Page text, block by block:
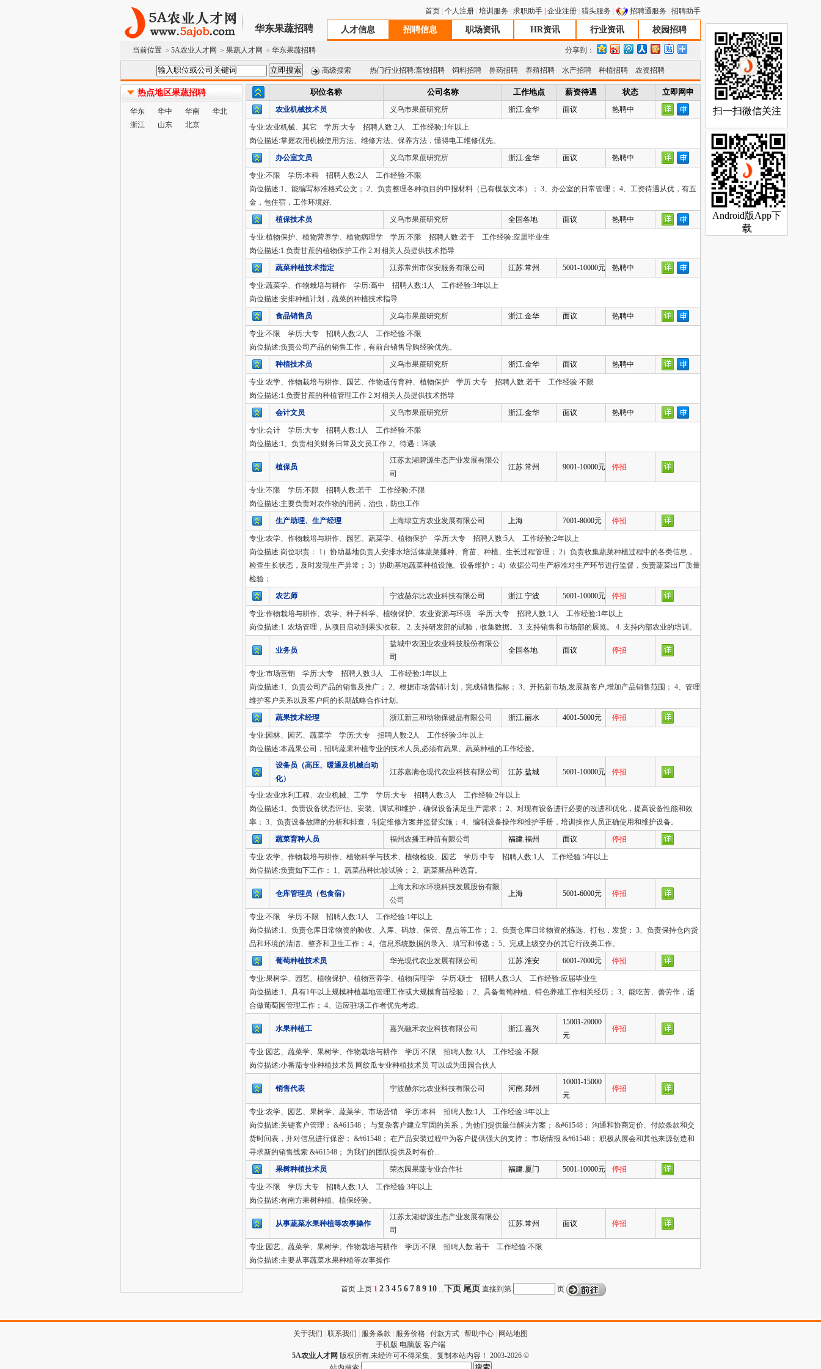
首页 个人注册 培训服务 求职助手 企业注册 猎头服务 招聘通服务 招聘助手
华东果蔬招聘 人才信息 招聘信息 职场资讯 HR资讯 行业资讯 校园招聘
当前位置 > 5A农业人才网 > 果蔬人才网 > 华东果蔬招聘 分享到：
高级搜索 热门行业招聘:畜牧招聘 饲料招聘 兽药招聘 养殖招聘 水产招聘 种植招聘 农资招聘
热点地区果蔬招聘
华东 华中 华南
华北
浙江
山东 北京
职位名称 公司名称 工作地点 薪资待遇 状态 立即网申
农业机械技术员 义乌市果蔗研究所 浙江.金华 面议 热聘中
专业:农业机械、其它 学历:大专 招聘人数:2人 工作经验:1年以上
岗位描述:掌握农用机械使用方法、维修方法、保养方法，懂得电工维修优先。
办公室文员
义乌市果蔗研究所 浙江.金华 面议 热聘中
专业:不限 学历:本科 招聘人数:2人 工作经验:不限
岗位描述:1、能编写标准格式公文； 2、负责整理各种项目的申报材料（已有模版文本）； 3、办公室的日常管理； 4、工资待遇从优，有五
金，包住宿，工作环境好.
植保技术员
义乌市果蔗研究所 全国各地 面议 热聘中
专业:植物保护、植物营养学、植物病理学 学历:不限 招聘人数:若干 工作经验:应届毕业生
岗位描述:1.负责甘蔗的植物保护工作 2.对相关人员提供技术指导
蔬菜种植技术指定
江苏常州市保安服务有限公司 江苏.常州 5001-10000元 热聘中
专业:蔬菜学、作物栽培与耕作 学历:高中 招聘人数:1人 工作经验:3年以上
岗位描述:安排种植计划，蔬菜的种植技术指导
食品销售员
义乌市果蔗研究所 浙江.金华 面议 热聘中
专业:不限 学历:大专 招聘人数:2人 工作经验:不限
岗位描述:负责公司产品的销售工作，有前台销售导购经验优先。
种植技术员
义乌市果蔗研究所 浙江.金华 面议 热聘中
专业:农学、作物栽培与耕作、园艺、作物遗传育种、植物保护 学历:大专 招聘人数:若干 工作经验:不限
岗位描述:1.负责甘蔗的种植管理工作 2.对相关人员提供技术指导
会计文员
义乌市果蔗研究所 浙江.金华 面议 热聘中
专业:会计 学历:大专 招聘人数:1人 工作经验:不限
岗位描述:1、负责相关财务日常及文员工作 2、待遇：详谈
植保员
江苏太湖碧源生态产业发展有限公
司
江苏.常州 9001-10000元 停招
专业:不限 学历:不限 招聘人数:若干 工作经验:不限
岗位描述:主要负责对农作物的用药，治虫，防虫工作
生产助理、生产经理
上海绿立方农业发展有限公司 上海 7001-8000元 停招
专业:农学、作物栽培与耕作、园艺、蔬菜学、植物保护 学历:大专 招聘人数:5人 工作经验:2年以上
岗位描述:岗位职责： 1）协助基地负责人安排水培活体蔬菜播种、育苗、种植、生长过程管理； 2）负责收集蔬菜种植过程中的各类信息，
检查生长状态，及时发现生产异常； 3）协助基地蔬菜种植设施、设备维护； 4）依据公司生产标准对生产环节进行监督，负责蔬菜出厂质量
检验；
农艺师
宁波赫尔比农业科技有限公司 浙江.宁波 5001-10000元 停招
专业:作物栽培与耕作、农学、种子科学、植物保护、农业资源与环境 学历:大专 招聘人数:1人 工作经验:1年以上
岗位描述:1. 农场管理，从项目启动到果实收获。 2. 支持研发部的试验，收集数据。 3. 支持销售和市场部的展览。 4. 支持内部农业的培训。
业务员
盐城中农国业农业科技股份有限公
司
全国各地 面议 停招
专业:市场营销 学历:大专 招聘人数:3人 工作经验:1年以上
岗位描述:1、负责公司产品的销售及推广； 2、根据市场营销计划，完成销售指标； 3、开拓新市场,发展新客户,增加产品销售范围； 4、管理
维护客户关系以及客户间的长期战略合作计划。
蔬果技术经理
浙江新三和动物保健品有限公司 浙江.丽水 4001-5000元 停招
专业:园林、园艺、蔬菜学 学历:大专 招聘人数:2人 工作经验:3年以上
岗位描述:本蔬果公司，招聘蔬果种植专业的技术人员,必须有蔬果、蔬菜种植的工作经验。
设备员（高压、暖通及机械自动
化）
江苏嘉满仓现代农业科技有限公司 江苏.盐城 5001-10000元 停招
专业:农业水利工程、农业机械、工学 学历:大专 招聘人数:3人 工作经验:2年以上
岗位描述:1、负责设备状态评估、安装、调试和维护，确保设备满足生产需求； 2、对现有设备进行必要的改进和优化，提高设备性能和效
率； 3、负责设备故障的分析和排查，制定维修方案并监督实施； 4、编制设备操作和维护手册，培训操作人员正确使用和维护设备。
蔬菜育种人员
福州农播王种苗有限公司 福建.福州 面议 停招
专业:农学、作物栽培与耕作、植物科学与技术、植物检疫、园艺 学历:中专 招聘人数:1人 工作经验:5年以上
岗位描述:负责如下工作： 1、蔬菜品种比较试验； 2、蔬菜新品种选育。
仓库管理员（包食宿）
上海太和水环境科技发展股份有限
公司
上海 5001-6000元 停招
专业:不限 学历:不限 招聘人数:1人 工作经验:1年以上
岗位描述:1、负责仓库日常物资的验收、入库、码放、保管、盘点等工作； 2、负责仓库日常物资的拣选、打包，发货； 3、负责保持仓内货
品和环境的清洁、整齐和卫生工作； 4、信息系统数据的录入、填写和传递； 5、完成上级交办的其它行政类工作。
葡萄种植技术员
华光现代农业发展有限公司 江苏.淮安 6001-7000元 停招
专业:果树学、园艺、植物保护、植物营养学、植物病理学 学历:硕士 招聘人数:3人 工作经验:应届毕业生
岗位描述:1、具有1年以上规模种植基地管理工作或大规模育苗经验； 2、具备葡萄种植、特色养殖工作相关经历； 3、能吃苦、善劳作，适
合做葡萄园管理工作； 4、适应驻场工作者优先考虑。
水果种植工 嘉兴融禾农业科技有限公司 浙江.嘉兴
15001-20000
元
停招
专业:园艺、蔬菜学、果树学、作物栽培与耕作 学历:不限 招聘人数:3人 工作经验:不限
岗位描述:小番茄专业种植技术员 网纹瓜专业种植技术员 可以成为田园合伙人
销售代表 宁波赫尔比农业科技有限公司 河南.郑州
10001-15000
元
停招
专业:农学、园艺、果树学、蔬菜学、市场营销 学历:本科 招聘人数:1人 工作经验:3年以上
岗位描述:关键客户管理： &#61548； 与复杂客户建立牢固的关系，为他们提供最佳解决方案； &#61548； 沟通和协商定价、付款条款和交
货时间表，并对信息进行保密； &#61548； 在产品安装过程中为客户提供强大的支持； 市场情报 &#61548； 积极从展会和其他来源创造和
寻求新的销售线索 &#61548； 为我们的团队提供及时有价...
果树种植技术员
荣杰园果蔬专业合作社 福建.厦门 5001-10000元 停招
专业:不限 学历:大专 招聘人数:1人 工作经验:3年以上
岗位描述:有南方果树种植、植保经验。
从事蔬菜水果种植等农事操作
江苏太湖碧源生态产业发展有限公
司
江苏.常州 面议 停招
专业:园艺、蔬菜学、果树学、作物栽培与耕作 学历:不限 招聘人数:若干 工作经验:不限
岗位描述:主要从事蔬菜水果种植等农事操作
首页 上页 1 2 3 4 5 6 7 8 9 10...下页 尾页 直接到第 页
关于我们 联系我们 服务条款 服务价格 付款方式 帮助中心
网站地图
手机版 电脑版 客户端
5A农业人才网 版权所有,未经许可不得采集、复制本站内容！ 2003-2026 ©